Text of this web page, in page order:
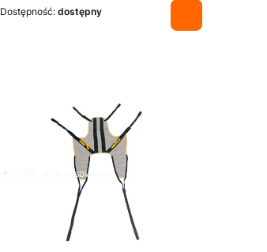
Dostępność: dostępny
Do 95% dofinansowania